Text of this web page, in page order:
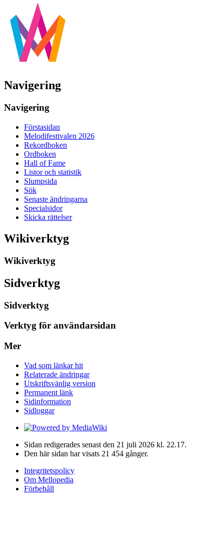
Navigering
Navigering
Förstasidan
Melodifestivalen 2026
Rekordboken
Ordboken
Hall of Fame
Listor och statistik
Slumpsida
Sök
Senaste ändringarna
Specialsidor
Skicka rättelser
Wikiverktyg
Wikiverktyg
Sidverktyg
Sidverktyg
Verktyg för användarsidan
Mer
Vad som länkar hit
Relaterade ändringar
Utskriftsvänlig version
Permanent länk
Sidinformation
Sidloggar
Sidan redigerades senast den 21 juli 2026 kl. 22.17.
Den här sidan har visats 21 454 gånger.
Integritetspolicy
Om Mellopedia
Förbehåll